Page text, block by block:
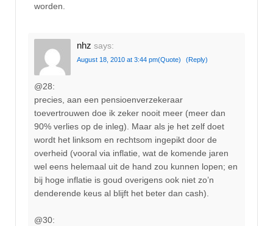
worden.
nhz says:
August 18, 2010 at 3:44 pm(Quote) (Reply)
@28:
precies, aan een pensioenverzekeraar
toevertrouwen doe ik zeker nooit meer (meer dan
90% verlies op de inleg). Maar als je het zelf doet
wordt het linksom en rechtsom ingepikt door de
overheid (vooral via inflatie, wat de komende jaren
wel eens helemaal uit de hand zou kunnen lopen; en
bij hoge inflatie is goud overigens ook niet zo’n
denderende keus al blijft het beter dan cash).
@30: